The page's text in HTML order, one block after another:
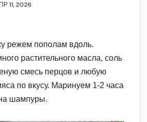
11, 2026
режем пополам вдоль.
растительного масла, соль
смесь перцов и любую
по вкусу. Маринуем 1-2 часа
шампуры.